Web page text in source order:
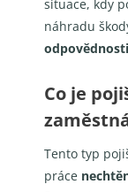
situace, kdy
náhradu
Co je
Tento typ
práce